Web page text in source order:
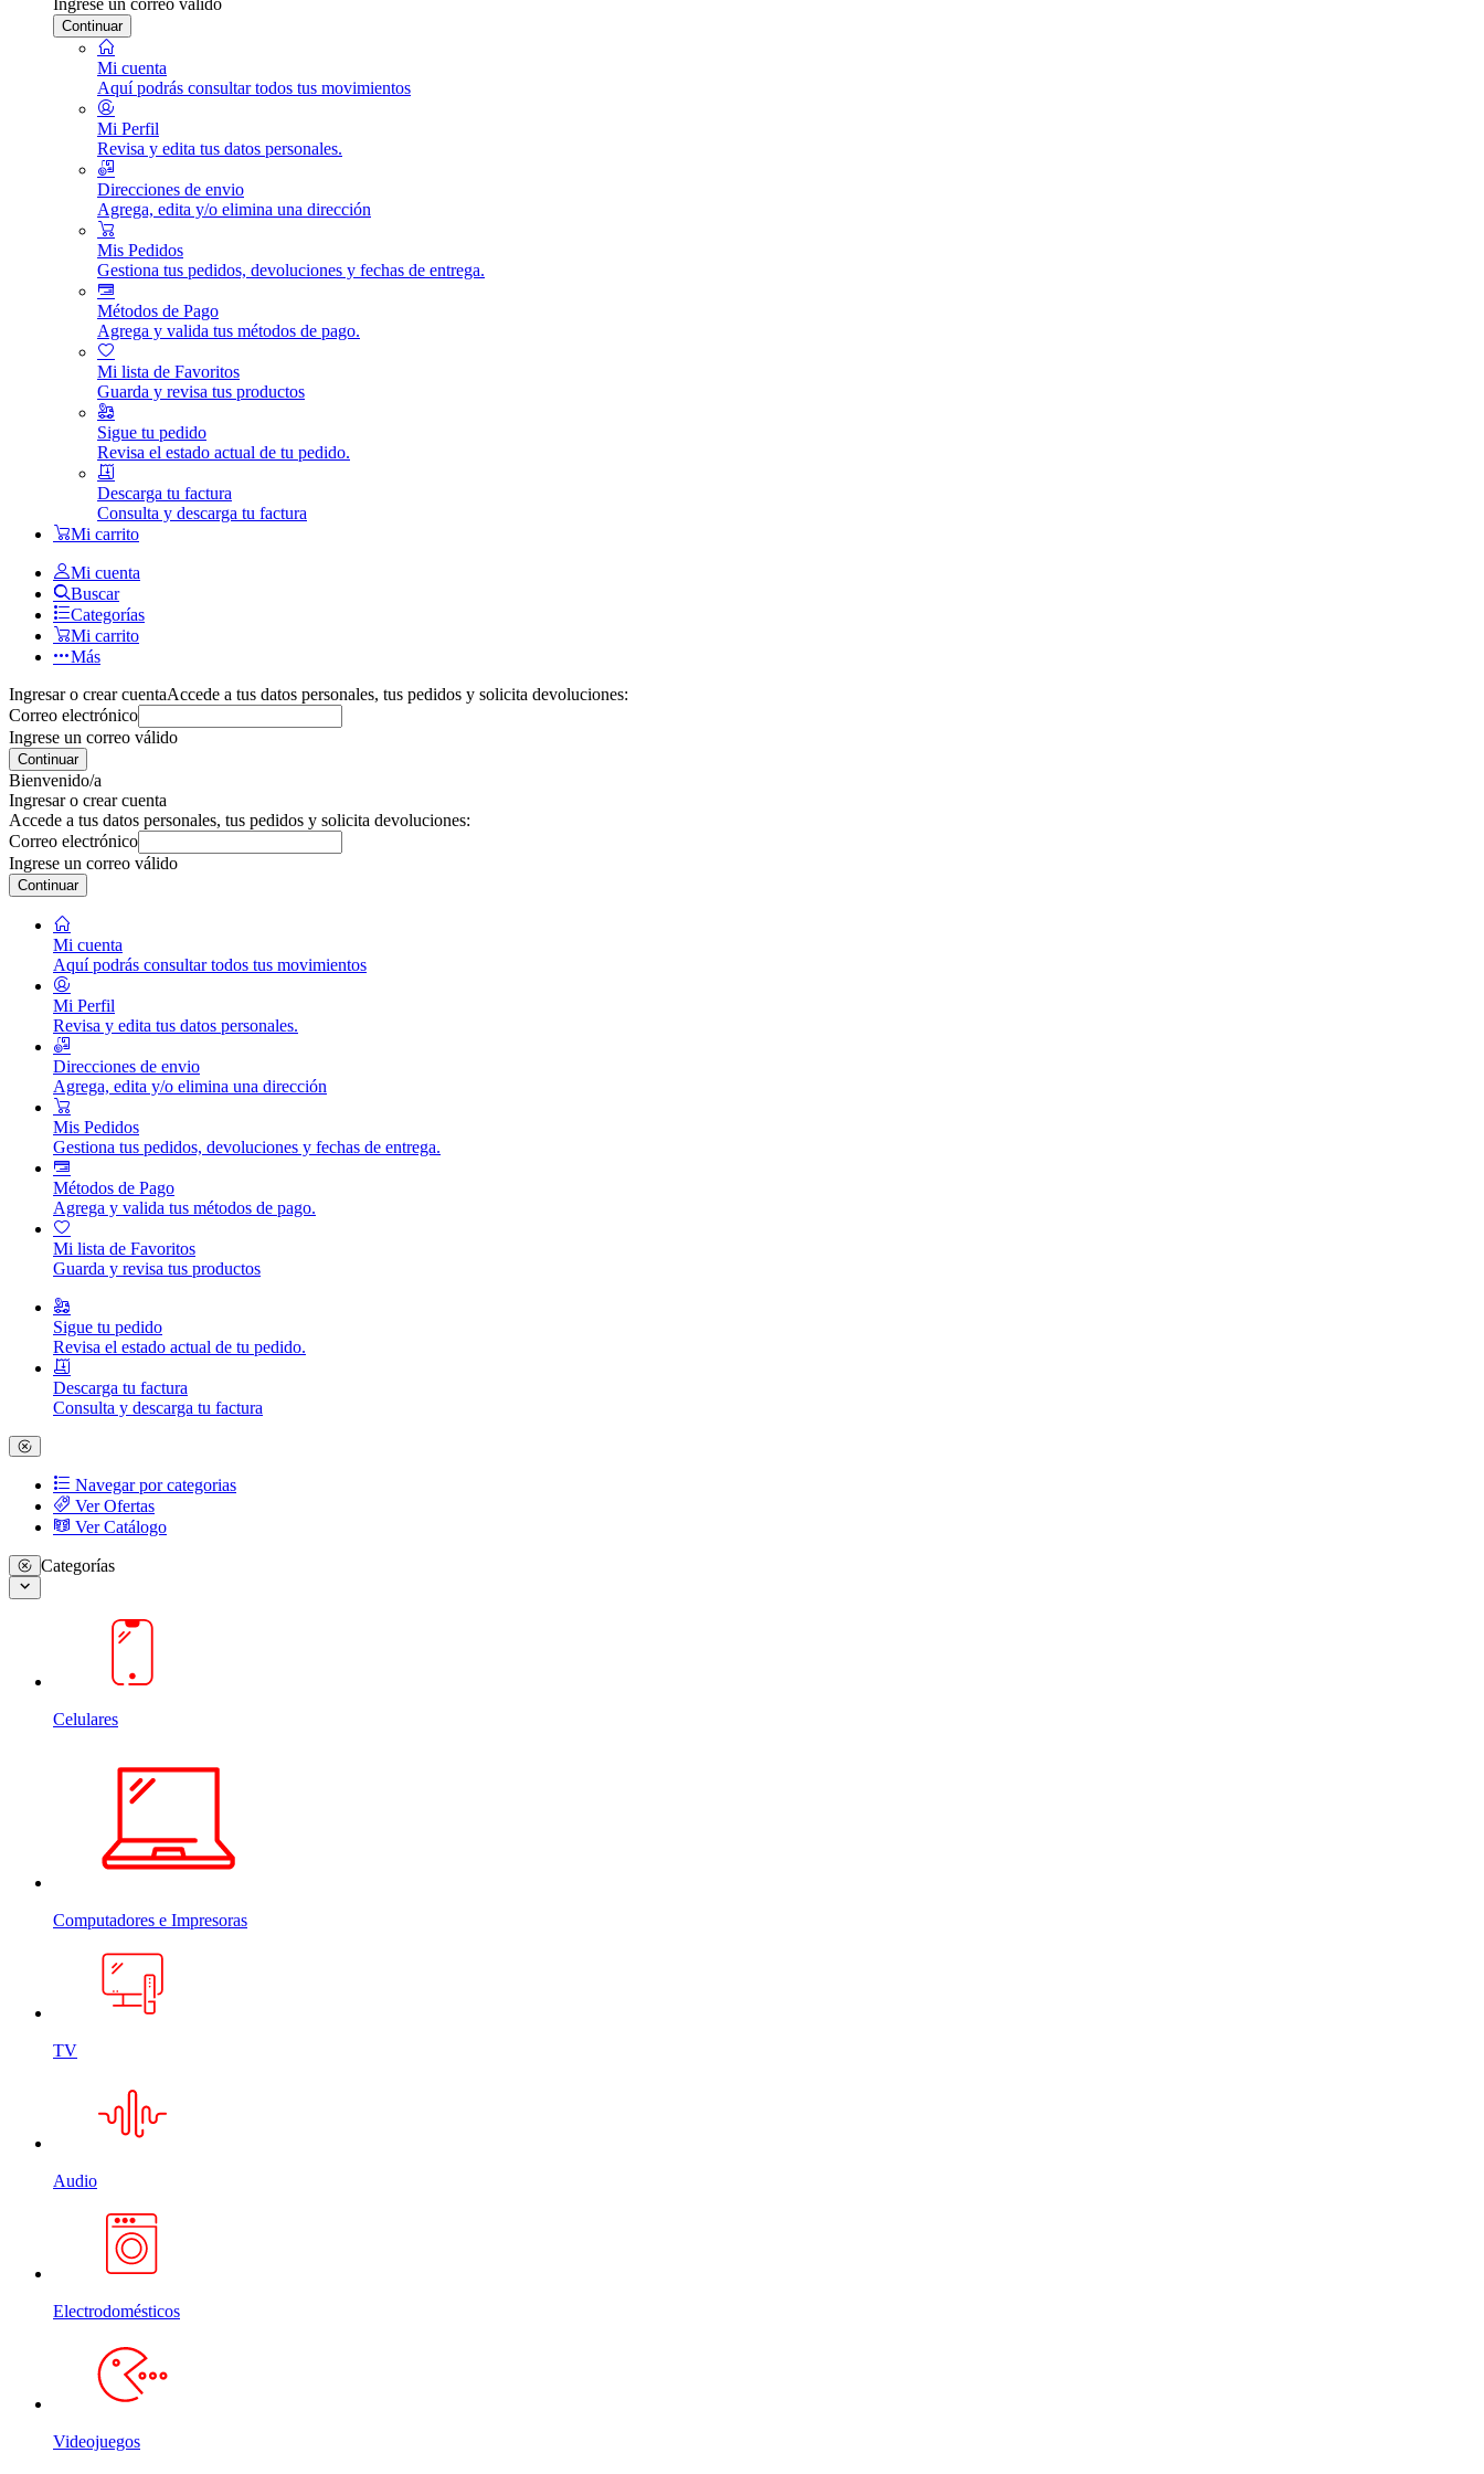
Continuar
Mi cuenta
Aquí podrás consultar todos tus movimientos
Mi Perfil
Revisa y edita tus datos personales.
Direcciones de envio
Agrega, edita y/o elimina una dirección
Mis Pedidos
Gestiona tus pedidos, devoluciones y fechas de entrega.
Métodos de Pago
Agrega y valida tus métodos de pago.
Mi lista de Favoritos
Guarda y revisa tus productos
Sigue tu pedido
Revisa el estado actual de tu pedido.
Descarga tu factura
Consulta y descarga tu factura
Mi carrito
Mi cuenta
Buscar
Categorías
Mi carrito
Más
Ingresar o crear cuentaAccede a tus datos personales, tus pedidos y solicita devoluciones:
Correo electrónico
Ingrese un correo válido
Continuar
Bienvenido/a
Ingresar o crear cuenta
Accede a tus datos personales, tus pedidos y solicita devoluciones:
Correo electrónico
Ingrese un correo válido
Continuar
Mi cuenta
Aquí podrás consultar todos tus movimientos
Mi Perfil
Revisa y edita tus datos personales.
Direcciones de envio
Agrega, edita y/o elimina una dirección
Mis Pedidos
Gestiona tus pedidos, devoluciones y fechas de entrega.
Métodos de Pago
Agrega y valida tus métodos de pago.
Mi lista de Favoritos
Guarda y revisa tus productos
Sigue tu pedido
Revisa el estado actual de tu pedido.
Descarga tu factura
Consulta y descarga tu factura
Navegar por categorias
Ver Ofertas
Ver Catálogo
Categorías
Celulares
Computadores e Impresoras
TV
Audio
Electrodomésticos
Videojuegos